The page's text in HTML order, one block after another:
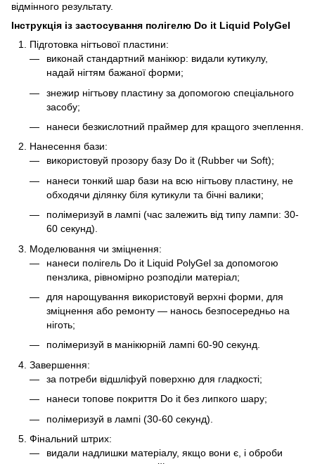
відмінного результату.
Інструкція із застосування полігелю Do it Liquid PolyGel
Підготовка нігтьової пластини:
виконай стандартний манікюр: видали кутикулу,
надай нігтям бажаної форми;
знежир нігтьову пластину за допомогою спеціального
засобу;
нанеси безкислотний праймер для кращого зчеплення.
Нанесення бази:
використовуй прозору базу Do it (Rubber чи Soft);
нанеси тонкий шар бази на всю нігтьову пластину, не
обходячи ділянку біля кутикули та бічні валики;
полімеризуй в лампі (час залежить від типу лампи: 30-
60 секунд).
Моделювання чи зміцнення:
нанеси полігель Do it Liquid PolyGel за допомогою
пензлика, рівномірно розподіли матеріал;
для нарощування використовуй верхні форми, для
зміцнення або ремонту — нанось безпосередньо на
ніготь;
полімеризуй в манікюрній лампі 60-90 секунд.
Завершення:
за потреби відшліфуй поверхню для гладкості;
нанеси топове покриття Do it без липкого шару;
полімеризуй в лампі (30-60 секунд).
Фінальний штрих:
видали надлишки матеріалу, якщо вони є, і оброби